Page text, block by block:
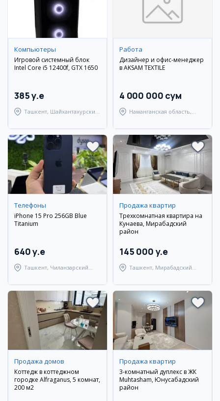
Компьютеры
Игровой системный блок
Intel Core i5 12400f, GTX 1650
385 y.e
Ташкент, Шайхантахурский
Работа
Дизайнер и офис-менеджер
в AKSAM TEXTILE
4 000 000 сум
Наманганская область,
Телефоны
iPhone 15 Pro 256GB Blue
Titanium
640 y.e
Ташкент, Чиланзарский
Продажа квартир
Трехкомнатная квартира на
Кунаева, Мирабадский
район
145 000 y.e
Ташкент, Мирабадский
Продажа домов
Коттедж в коттеджном
городке Alfraganus, 5 комнат,
200 м2
Продажа квартир
3-комнатный дуплекс в ЖК
Muhtasham, Юнусабадский
район